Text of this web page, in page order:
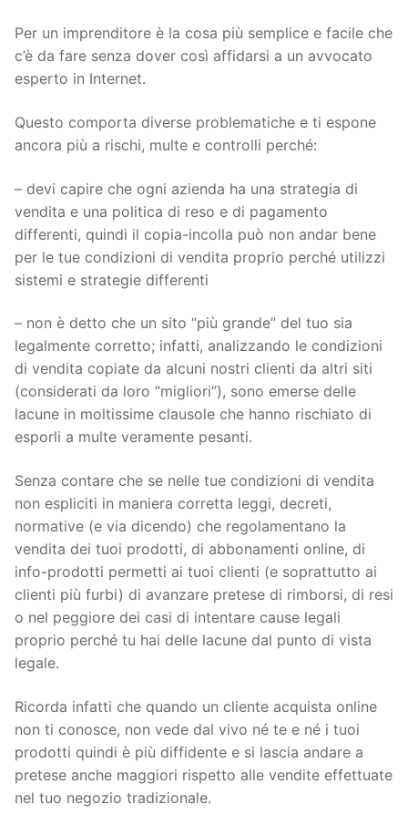
Per un imprenditore è la cosa più semplice e facile che
c’è da fare senza dover così affidarsi a un avvocato
esperto in Internet.
Questo comporta diverse problematiche e ti espone
ancora più a rischi, multe e controlli perché:
– devi capire che ogni azienda ha una strategia di
vendita e una politica di reso e di pagamento
differenti, quindi il copia-incolla può non andar bene
per le tue condizioni di vendita proprio perché utilizzi
sistemi e strategie differenti
– non è detto che un sito “più grande” del tuo sia
legalmente corretto; infatti, analizzando le condizioni
di vendita copiate da alcuni nostri clienti da altri siti
(considerati da loro “migliori”), sono emerse delle
lacune in moltissime clausole che hanno rischiato di
esporli a multe veramente pesanti.
Senza contare che se nelle tue condizioni di vendita
non espliciti in maniera corretta leggi, decreti,
normative (e via dicendo) che regolamentano la
vendita dei tuoi prodotti, di abbonamenti online, di
info-prodotti permetti ai tuoi clienti (e soprattutto ai
clienti più furbi) di avanzare pretese di rimborsi, di resi
o nel peggiore dei casi di intentare cause legali
proprio perché tu hai delle lacune dal punto di vista
legale.
Ricorda infatti che quando un cliente acquista online
non ti conosce, non vede dal vivo né te e né i tuoi
prodotti quindi è più diffidente e si lascia andare a
pretese anche maggiori rispetto alle vendite effettuate
nel tuo negozio tradizionale.